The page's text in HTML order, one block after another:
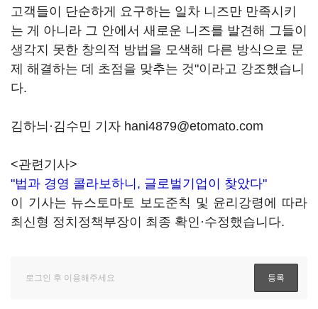
고객들이 단순하게 요구하는 일차 니즈만 만족시키
는 게 아니라 그 안에서 새로운 니즈를 발견해 그들이
생각지 못한 창의적 방법을 모색해 다른 방식으로 문
제 해결하는 데 초점을 맞추는 것"이라고 강조했습니
다.
김하늬·김수민 기자 hani4879@etomato.com
<관련기사>
"법과 경영 콜라보하니, 글로벌기업이 찾았다"
이 기사는 뉴스토마토 보도준칙 및 윤리강령에 따라
최신형 정치정책부장이 최종 확인·수정했습니다.